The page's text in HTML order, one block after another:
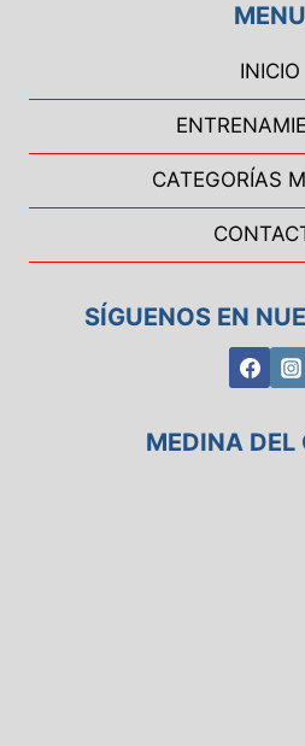
MENU
INICIO
CATEGORÍAS
SÍGUENOS EN
MEDINA DEL